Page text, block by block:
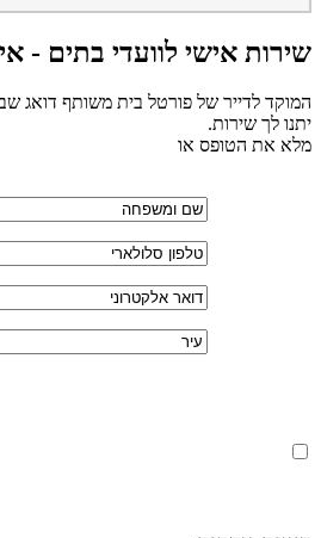
שירות אישי לוועדי בתים -
המוקד לדייר של פורטל בית משותף דואג
יתנו לך שירות.
מלא את הטופס או